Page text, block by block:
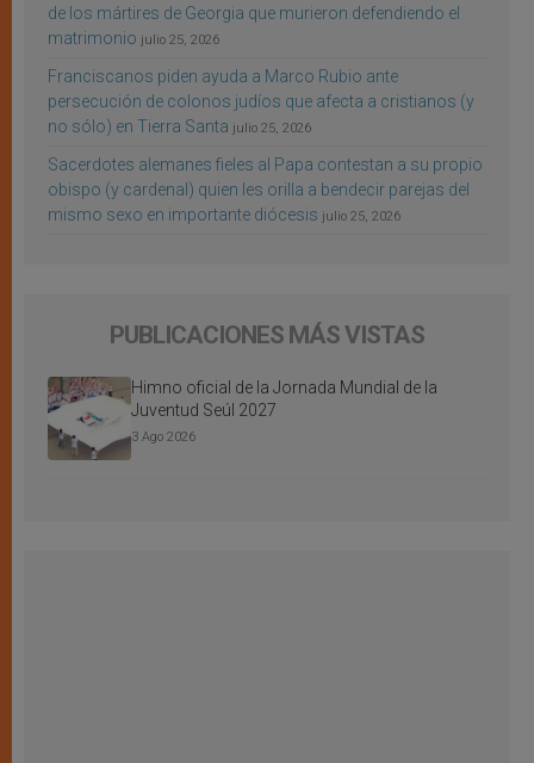
de los mártires de Georgia que murieron defendiendo el
matrimonio julio 25, 2026
Franciscanos piden ayuda a Marco Rubio ante
persecución de colonos judíos que afecta a cristianos (y
no sólo) en Tierra Santa julio 25, 2026
Sacerdotes alemanes fieles al Papa contestan a su propio
obispo (y cardenal) quien les orilla a bendecir parejas del
mismo sexo en importante diócesis julio 25, 2026
PUBLICACIONES MÁS VISTAS
Himno oficial de la Jornada Mundial de la
Juventud Seúl 2027
3 Ago 2026